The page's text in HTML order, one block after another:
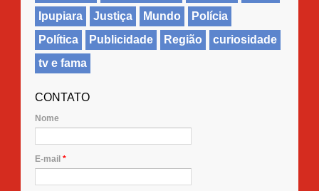
Ipupiara
Justiça Mundo
Polícia
Política
Publicidade Região
curiosidade
tv e fama
CONTATO
Nome
E-mail *